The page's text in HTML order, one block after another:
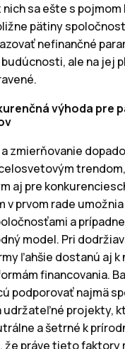
sa ešte s pojmom
pätiny
nefinančné
ale na jej
výhoda pre
zmierňovanie
trendom,
aj pre
v prvom rade
a
model. Pri
ľahšie dostanú aj k
financovania.
podporovať najmä
udržateľné projekty,
a šetrné k
že práve tieto faktory